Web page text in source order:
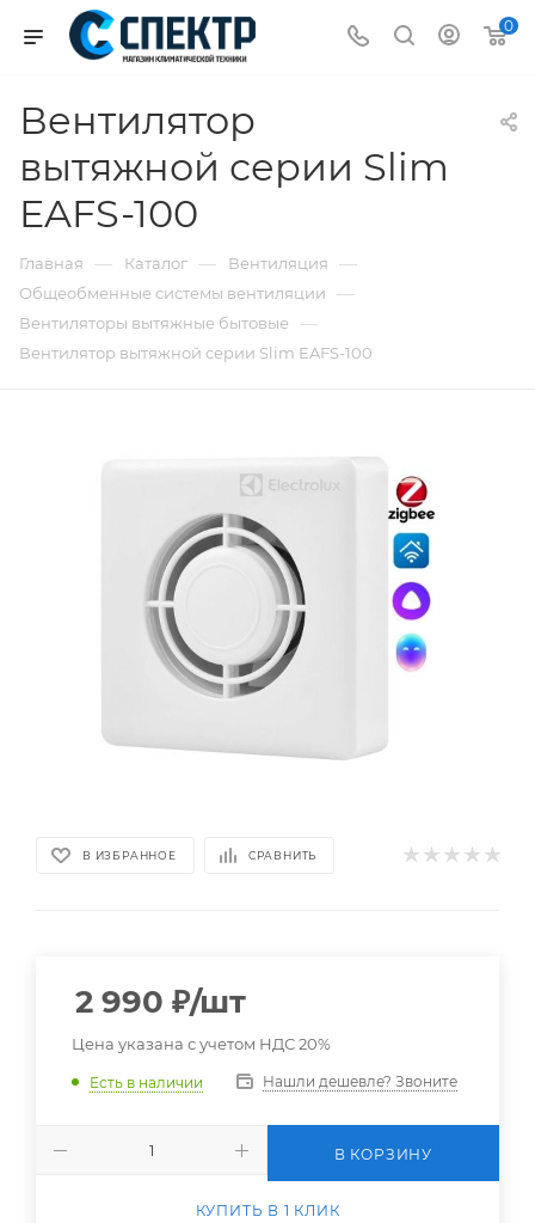
0
Вентилятор
вытяжной серии Slim
EAFS-100
Главная — Каталог — Вентиляция —
Общеобменные системы вентиляции —
Вентиляторы вытяжные бытовые —
Вентилятор вытяжной серии Slim EAFS-100
В ИЗБРАННОЕ СРАВНИТЬ
2 990 ₽/шт
Цена указана с учетом НДС 20%
Есть в наличии Нашли дешевле? Звоните
В КОРЗИНУ
КУПИТЬ В 1 КЛИК